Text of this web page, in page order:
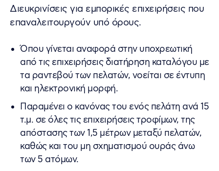
Διευκρινίσεις για εμπορικές επιχειρήσεις που
επαναλειτουργούν υπό όρους.
Όπου γίνεται αναφορά στην υποχρεωτική
από τις επιχειρήσεις διατήρηση καταλόγου με
τα ραντεβού των πελατών, νοείται σε έντυπη
και ηλεκτρονική μορφή.
Παραμένει ο κανόνας του ενός πελάτη ανά 15
τ.μ. σε όλες τις επιχειρήσεις τροφίμων, της
απόστασης των 1,5 μέτρων μεταξύ πελατών,
καθώς και του μη σχηματισμού ουράς άνω
των 5 ατόμων.